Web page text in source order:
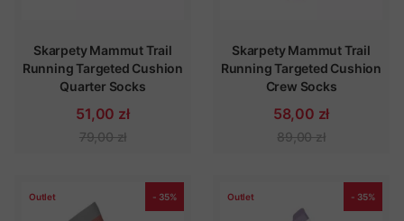
Skarpety Mammut Trail
Running Targeted Cushion
Quarter Socks
51,00 zł
79,00 zł
Skarpety Mammut Trail
Running Targeted Cushion
Crew Socks
58,00 zł
89,00 zł
Outlet - 35% Outlet - 35%